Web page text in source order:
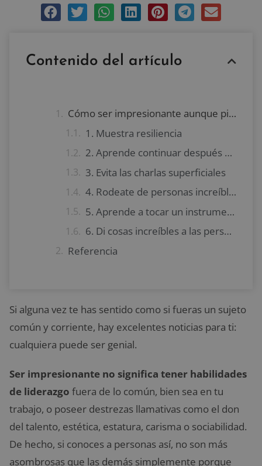
Contenido del artículo
Cómo ser impresionante aunque pienses que no lo eres
1. Muestra resiliencia
2. Aprende continuar después de fracasar
3. Evita las charlas superficiales
4. Rodeate de personas increíbles
5. Aprende a tocar un instrumento
6. Di cosas increíbles a las personas en el trabajo
Referencia
Si alguna vez te has sentido como si fueras un sujeto
común y corriente, hay excelentes noticias para ti:
cualquiera puede ser genial.
Ser impresionante no significa tener habilidades
de liderazgo fuera de lo común, bien sea en tu
trabajo, o poseer destrezas llamativas como el don
del talento, estética, estatura, carisma o sociabilidad.
De hecho, si conoces a personas así, no son más
asombrosas que las demás simplemente porque